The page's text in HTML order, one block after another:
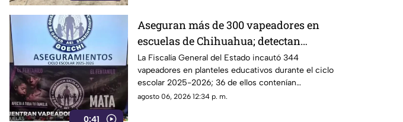
0:41
Aseguran más de 300 vapeadores en
escuelas de Chihuahua; detectan
dispositivo wax
La Fiscalía General del Estado incautó 344
vapeadores en planteles educativos durante el ciclo
escolar 2025-2026; 36 de ellos contenían
concentrado de cannabis conocido como “wax”.
agosto 06, 2026 12:34 p. m.